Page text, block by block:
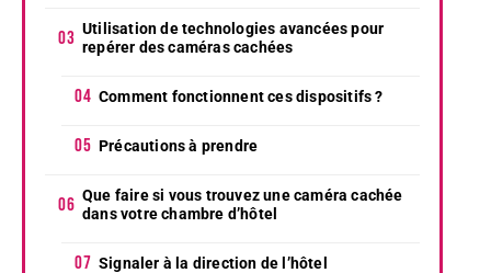
Utilisation de technologies avancées pour
repérer des caméras cachées
Comment fonctionnent ces dispositifs ?
Précautions à prendre
Que faire si vous trouvez une caméra cachée
dans votre chambre d’hôtel
Signaler à la direction de l’hôtel